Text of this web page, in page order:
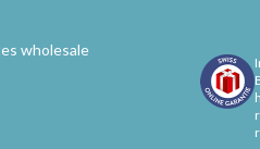
wholesale